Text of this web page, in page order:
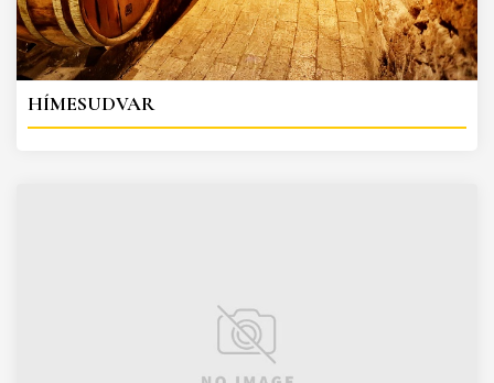
HÍMESUDVAR